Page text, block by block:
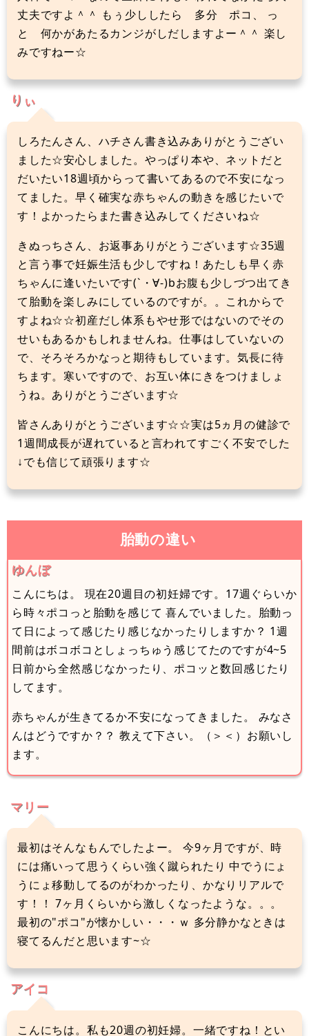
丈夫ですよ＾＾ もぅ少ししたら 多分 ポコ、 っ
と 何かがあたるカンジがしだしますよー＾＾ 楽し
みですねー☆
りぃ
しろたんさん、ハチさん書き込みありがとうござい
ました☆安心しました。やっぱり本や、ネットだと
だいたい18週頃からって書いてあるので不安になっ
てました。早く確実な赤ちゃんの動きを感じたいで
す！よかったらまた書き込みしてくださいね☆
きぬっちさん、お返事ありがとうございます☆35週
と言う事で妊娠生活も少しですね！あたしも早く赤
ちゃんに逢いたいです(`・∀-)bお腹も少しづつ出てき
て胎動を楽しみにしているのですが。。これからで
すよね☆☆初産だし体系もやせ形ではないのでその
せいもあるかもしれませんね。仕事はしていないの
で、そろそろかなっと期待もしています。気長に待
ちます。寒いですので、お互い体にきをつけましょ
うね。ありがとうございます☆
皆さんありがとうございます☆☆実は5ヵ月の健診で
1週間成長が遅れていると言われてすごく不安でした
↓でも信じて頑張ります☆
胎動の違い
ゆんぼ
こんにちは。 現在20週目の初妊婦です。17週ぐらいか
ら時々ポコっと胎動を感じて 喜んでいました。胎動っ
て日によって感じたり感じなかったりしますか？ 1週
間前はボコボコとしょっちゅう感じてたのですが4~5
日前から全然感じなかったり、ポコッと数回感じたり
してます。
赤ちゃんが生きてるか不安になってきました。 みなさ
んはどうですか？？ 教えて下さい。（＞＜）お願いし
ます。
マリー
最初はそんなもんでしたよー。 今9ヶ月ですが、時
には痛いって思うくらい強く蹴られたり 中でうにょ
うにょ移動してるのがわかったり、かなりリアルで
す！！ 7ヶ月くらいから激しくなったような。。。
最初の"ポコ"が懐かしい・・・ｗ 多分静かなときは
寝てるんだと思います~☆
アイコ
こんにちは。私も20週の初妊婦。一緒ですね！とい